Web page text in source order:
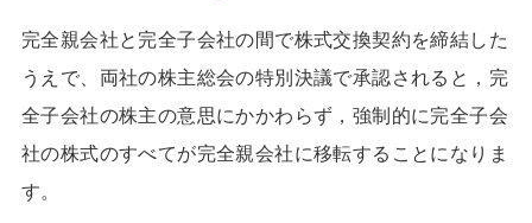
完全親会社と完全子会社の間で株式交換契約を締結した
うえで、両社の株主総会の特別決議で承認されると，完
全子会社の株主の意思にかかわらず，強制的に完全子会
社の株式のすべてが完全親会社に移転することになりま
す。